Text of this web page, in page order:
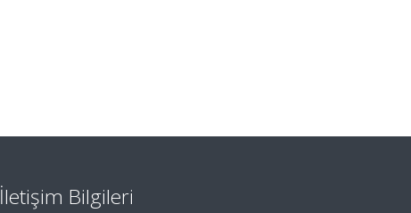
İletişim Bilgileri